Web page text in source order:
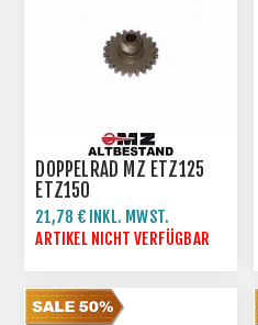
DOPPELRAD MZ ETZ125
ETZ150
21,78 € INKL. MWST.
24,20 € INKL. MWST.
ARTIKEL NICHT VERFÜGBAR